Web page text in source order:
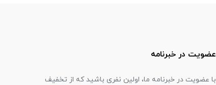
عضویت در خبرنامه
با عضویت در خبرنامه ما، اولین نفری باشید که از تخفیف